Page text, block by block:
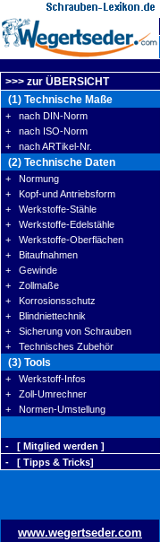
>>> zur ÜBERSICHT
(1) Technische Maße
+ nach DIN-Norm
+ nach ISO-Norm
+ nach ARTikel-Nr.
(2) Technische Daten
+ Normung
+ Kopf-und Antriebsform
+ Werkstoffe-Stähle
+ Werkstoffe-Edelstähle
+ Werkstoffe-Oberflächen
+ Bitaufnahmen
+ Gewinde
+ Zollmaße
+ Korrosionsschutz
+ Blindniettechnik
+ Sicherung von Schrauben
+ Technisches Zubehör
(3) Tools
+ Werkstoff-Infos
+ Zoll-Umrechner
+ Normen-Umstellung
- [ Mitglied werden ]
- [ Tipps & Tricks]
www.wegertseder.com